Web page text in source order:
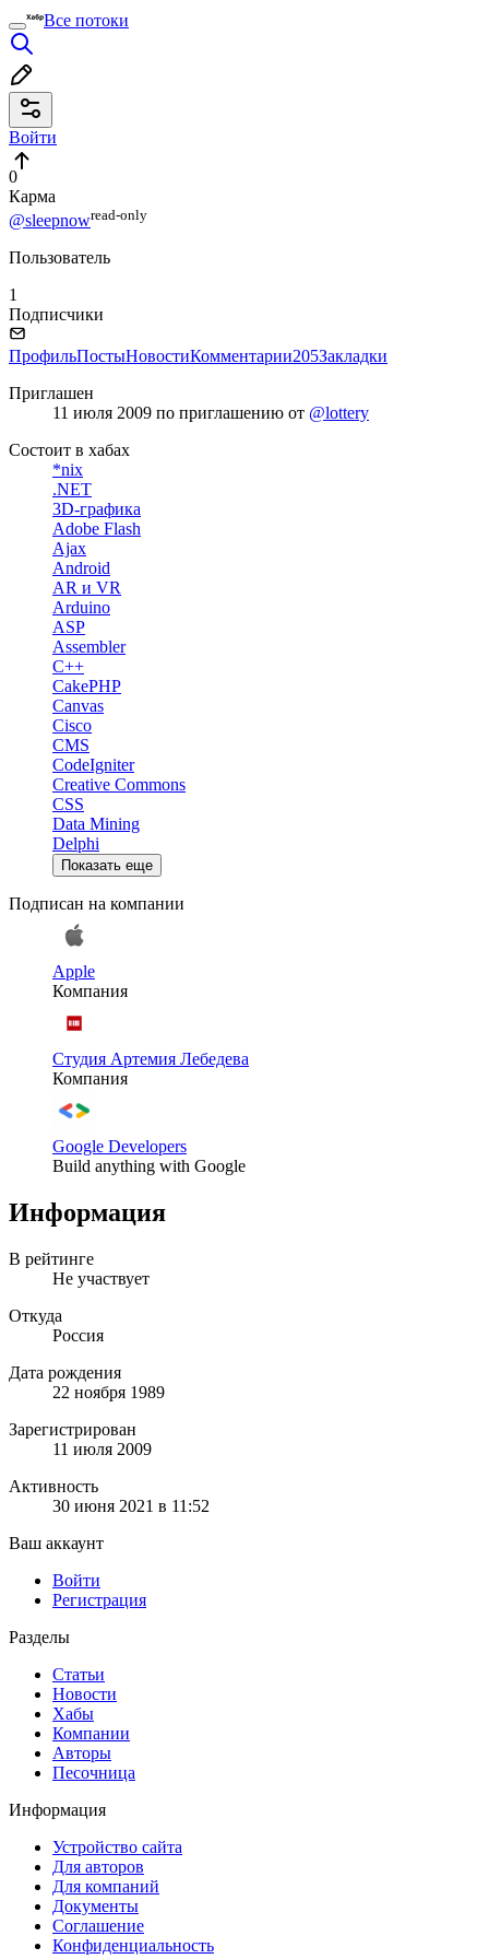
Все потоки
Войти
0
Карма
@sleepnowread⁠-⁠only
Пользователь
1
Подписчики
ПрофильПостыНовостиКомментарии205Закладки
Приглашен
11 июля 2009 по приглашению от @lottery
Состоит в хабах
*nix
.NET
3D-графика
Adobe Flash
Ajax
Android
AR и VR
Arduino
ASP
Assembler
C++
CakePHP
Canvas
Cisco
CMS
CodeIgniter
Creative Commons
CSS
Data Mining
Delphi
Показать еще
Подписан на компании
Apple
Компания
Студия Артемия Лебедева
Компания
Google Developers
Build anything with Google
Информация
В рейтинге
Не участвует
Откуда
Россия
Дата рождения
22 ноября 1989
Зарегистрирован
11 июля 2009
Активность
30 июня 2021 в 11:52
Ваш аккаунт
Войти
Регистрация
Разделы
Статьи
Новости
Хабы
Компании
Авторы
Песочница
Информация
Устройство сайта
Для авторов
Для компаний
Документы
Соглашение
Конфиденциальность